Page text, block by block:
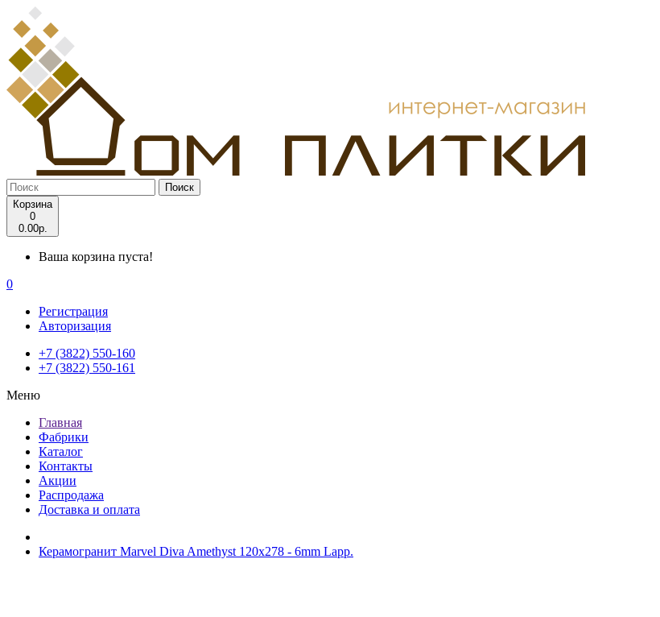
Поиск
Корзина
0
0.00р.
Ваша корзина пуста!
0
Регистрация
Авторизация
+7 (3822) 550-160
+7 (3822) 550-161
Меню
Главная
Фабрики
Каталог
Контакты
Акции
Распродажа
Доставка и оплата
Керамогранит Marvel Diva Amethyst 120х278 - 6mm Lapp.